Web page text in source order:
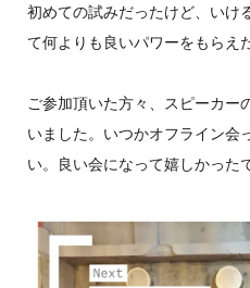
初めての試みだったけど、いけ
て何よりも良いパワーをもらえ
ご参加頂いた方々、スピーカー
いました。いつかオフライン会
い。良い会になって嬉しかった